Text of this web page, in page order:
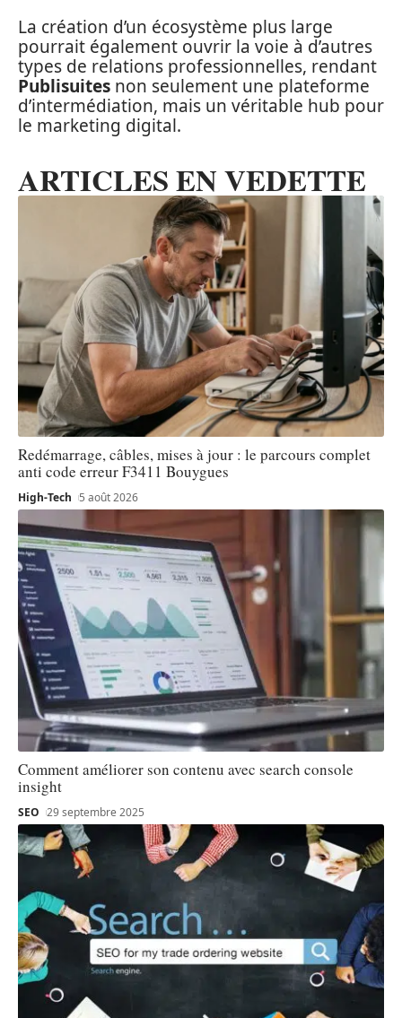
La création d’un écosystème plus large
pourrait également ouvrir la voie à d’autres
types de relations professionnelles, rendant
Publisuites non seulement une plateforme
d’intermédiation, mais un véritable hub pour
le marketing digital.
ARTICLES EN VEDETTE
Redémarrage, câbles, mises à jour : le parcours complet
anti code erreur F3411 Bouygues
High-Tech 5 août 2026
Comment améliorer son contenu avec search console
insight
SEO 29 septembre 2025